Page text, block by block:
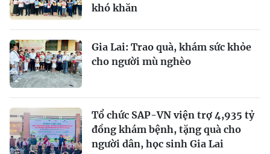
khó khăn
Gia Lai: Trao quà, khám sức khỏe
cho người mù nghèo
Tổ chức SAP-VN viện trợ 4,935 tỷ
đồng khám bệnh, tặng quà cho
người dân, học sinh Gia Lai